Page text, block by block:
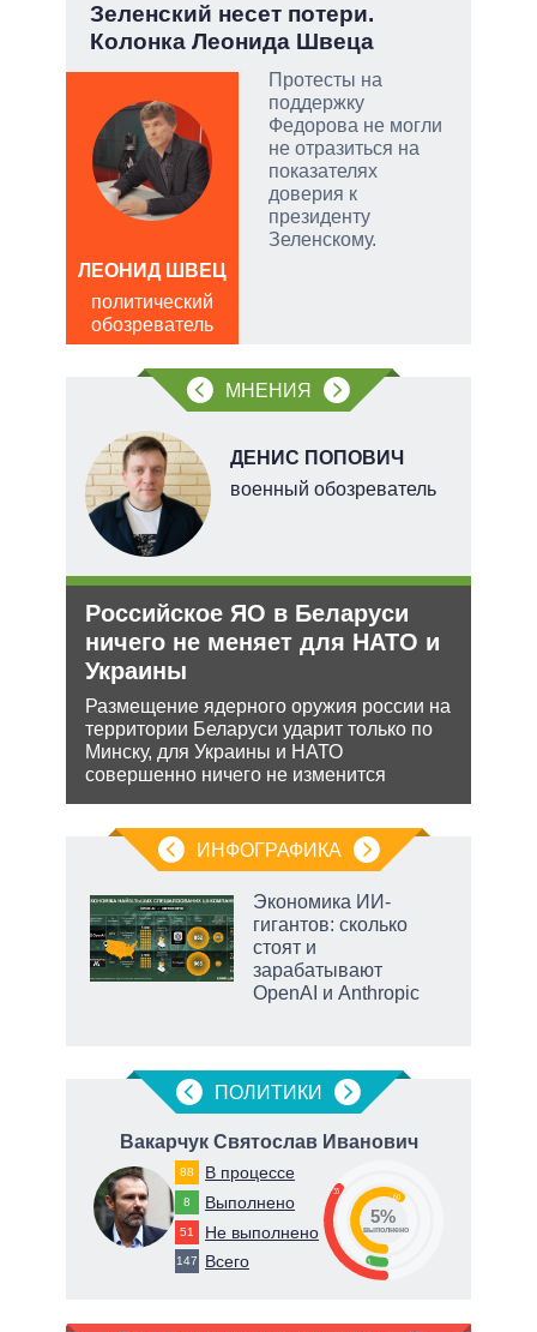
Зеленский несет потери.
Колонка Леонида Швеца
Протесты на
поддержку
Федорова не могли
не отразиться на
показателях
доверия к
президенту
Зеленскому.
ЛЕОНИД ШВЕЦ
политический
обозреватель
МНЕНИЯ
ДЕНИС ПОПОВИЧ
военный обозреватель
Российское ЯО в Беларуси
ничего не меняет для НАТО и
Украины
Размещение ядерного оружия россии на
территории Беларуси ударит только по
Минску, для Украины и НАТО
совершенно ничего не изменится
ИНФОГРАФИКА
Экономика ИИ-
гигантов: сколько
стоят и
зарабатывают
OpenAI и Anthropic
ПОЛИТИКИ
Вакарчук Святослав Иванович
88 В процессе
8 Выполнено
51 Не выполнено
147 Всего
35
5
60
5%
выполнено